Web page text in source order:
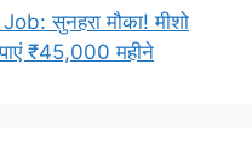
सुनहरा मौका! मीशो
₹45,000 महीने